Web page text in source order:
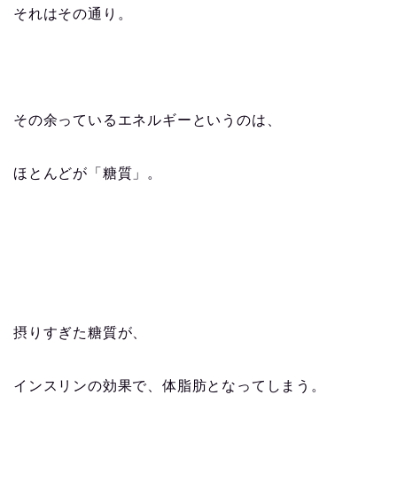
それはその通り。
その余っているエネルギーというのは、
ほとんどが「糖質」。
摂りすぎた糖質が、
インスリンの効果で、体脂肪となってしまう。